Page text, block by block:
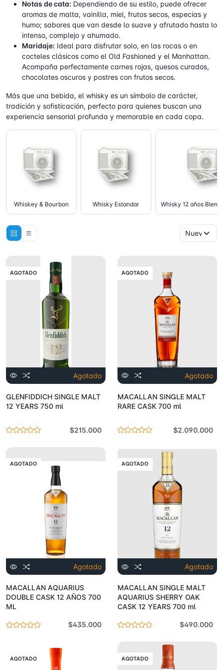
Notas de cata: Dependiendo de su estilo, puede ofrecer
aromas de malta, vainilla, miel, frutos secos, especias y
humo; sabores que van desde lo suave y afrutado hasta lo
intenso, complejo y ahumado.
Maridaje: Ideal para disfrutar solo, en las rocas o en
cocteles clásicos como el Old Fashioned y el Manhattan.
Acompaña perfectamente carnes rojas, quesos curados,
chocolates oscuros y postres con frutos secos.
Más que una bebida, el whisky es un símbolo de carácter,
tradición y sofisticación, perfecto para quienes buscan una
experiencia sensorial profunda y memorable en cada copa.
Whiskey & Bourbon Whisky Estandar Whisky 12 años
AGOTADO
Agotado
GLENFIDDICH SINGLE MALT
12 YEARS 750 ml
$215.000
AGOTADO
Agotado
MACALLAN SINGLE MALT
RARE CASK 700 ml
$2.090.000
AGOTADO
Agotado
MACALLAN AQUARIUS
DOUBLE CASK 12 AÑOS 700
ML
$435.000
AGOTADO
Agotado
MACALLAN SINGLE MALT
AQUARIUS SHERRY OAK
CASK 12 YEARS 700 ml
$490.000
AGOTADO AGOTADO